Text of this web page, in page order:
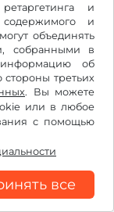
и
содержимого и
объединять
собранными в
информацию об
третьих
. Вы можете
или в любое
с помощью
все